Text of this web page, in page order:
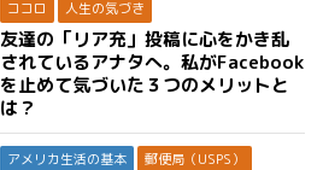
ココロ 人生の気づき
友達の「リア充」投稿に心をかき乱
されているアナタへ。私がFacebook
を止めて気づいた３つのメリットと
は？
アメリカ生活の基本 郵便局（USPS）